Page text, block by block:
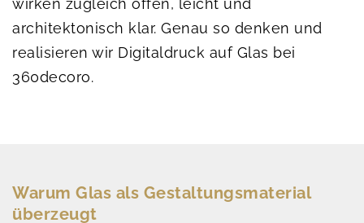
wirken zugleich offen, leicht und
architektonisch klar. Genau so denken und
realisieren wir Digitaldruck auf Glas bei
360decoro.
Warum Glas als Gestaltungsmaterial
überzeugt